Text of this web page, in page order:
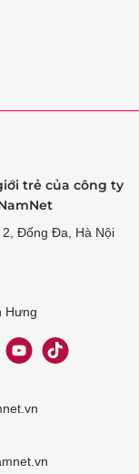
trẻ của công ty
2, Đống Đa, Hà Nội
Hưng